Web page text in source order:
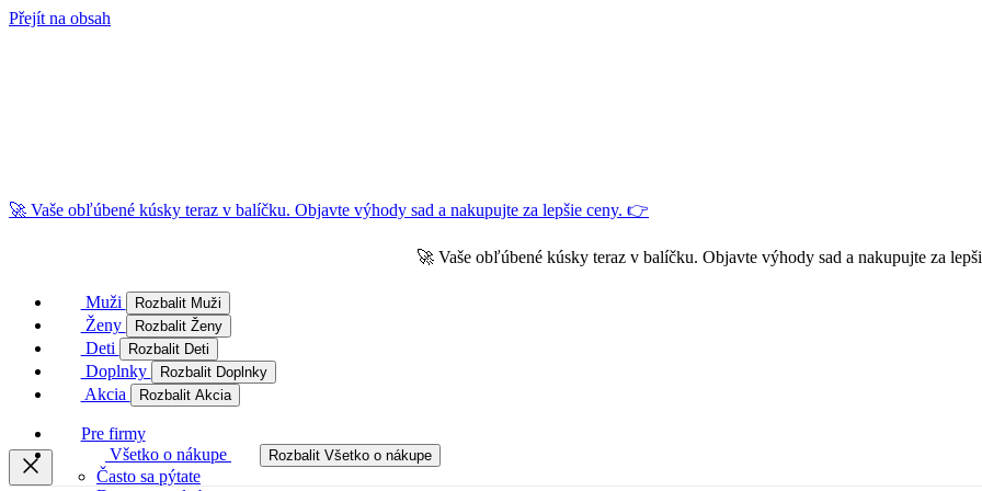
Přejít na obsah
🚀 Vaše obľúbené kúsky teraz v balíčku. Objavte výhody sad a nakupujte za lepšie ceny. 👉
🚀 Vaše obľúbené kúsky teraz v balíčku. Objavte výhody sad a nakupujte za
Muži Rozbalit Muži
Ženy Rozbalit Ženy
Deti Rozbalit Deti
Doplnky Rozbalit Doplnky
Akcia Rozbalit Akcia
Pre firmy
Všetko o nákupe
Rozbalit Všetko o nákupe
Často sa pýtate